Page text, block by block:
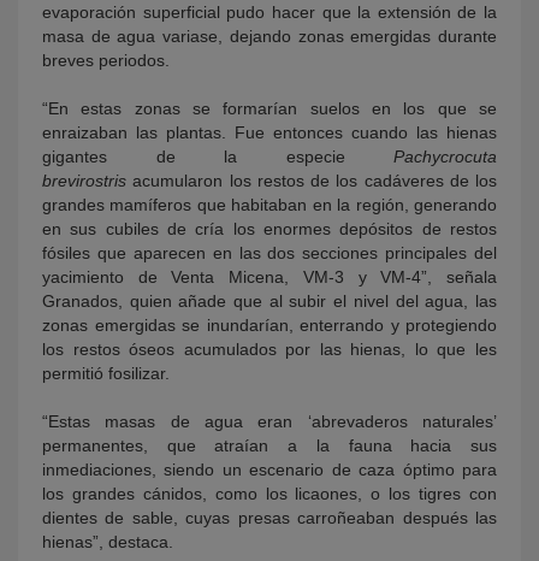
evaporación superficial pudo hacer que la extensión de la
masa de agua variase, dejando zonas emergidas durante
breves periodos.
“En estas zonas se formarían suelos en los que se
enraizaban las plantas. Fue entonces cuando las hienas
gigantes de la especie Pachycrocuta
brevirostris acumularon los restos de los cadáveres de los
grandes mamíferos que habitaban en la región, generando
en sus cubiles de cría los enormes depósitos de restos
fósiles que aparecen en las dos secciones principales del
yacimiento de Venta Micena, VM-3 y VM-4”, señala
Granados, quien añade que al subir el nivel del agua, las
zonas emergidas se inundarían, enterrando y protegiendo
los restos óseos acumulados por las hienas, lo que les
permitió fosilizar.
“Estas masas de agua eran ‘abrevaderos naturales’
permanentes, que atraían a la fauna hacia sus
inmediaciones, siendo un escenario de caza óptimo para
los grandes cánidos, como los licaones, o los tigres con
dientes de sable, cuyas presas carroñeaban después las
hienas”, destaca.